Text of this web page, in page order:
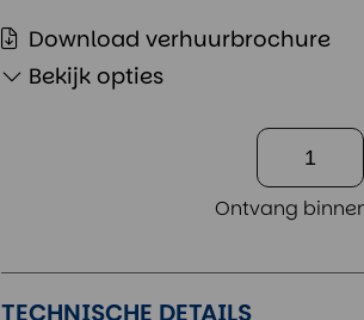
Download verhuurbrochure
Bekijk opties
Ontvang
TECHNISCHE DETAILS